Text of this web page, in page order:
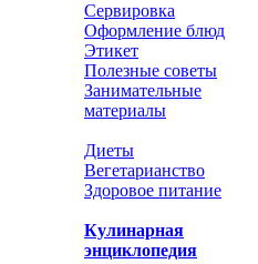
Сервировка
Оформление блюд
Этикет
Полезные советы
Занимательные
материалы
Диеты
Вегетарианство
Здоровое питание
Кулинарная
энциклопедия